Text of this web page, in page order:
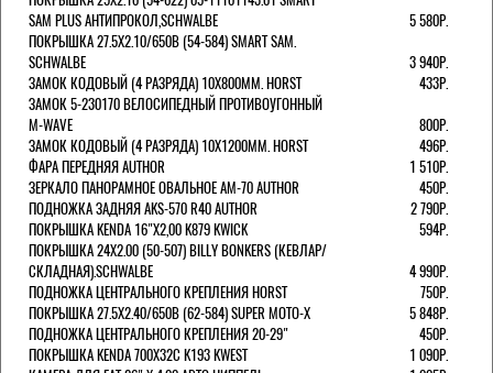
SAM PLUS АНТИПРОКОЛ,SCHWALBE
5 580Р.
ПОКРЫШКА 27.5X2.10/650B (54-584) SMART SAM.
SCHWALBE
3 940Р.
ЗАМОК КОДОВЫЙ (4 РАЗРЯДА) 10Х800ММ. HORST
433Р.
ЗАМОК 5-230170 ВЕЛОСИПЕДНЫЙ ПРОТИВОУГОННЫЙ
M-WAVE
800Р.
ЗАМОК КОДОВЫЙ (4 РАЗРЯДА) 10Х1200ММ. HORST
496Р.
ФАРА ПЕРЕДНЯЯ AUTHOR
1 510Р.
ЗЕРКАЛО ПАНОРАМНОЕ ОВАЛЬНОЕ AM-70 AUTHOR
450Р.
ПОДНОЖКА ЗАДНЯЯ AKS-570 R40 AUTHOR
2 790Р.
ПОКРЫШКА KENDA 16"Х2,00 K879 KWICK
594Р.
ПОКРЫШКА 24X2.00 (50-507) BILLY BONKERS (КЕВЛАР/
СКЛАДНАЯ).SCHWALBE
4 990Р.
ПОДНОЖКА ЦЕНТРАЛЬНОГО КРЕПЛЕНИЯ HORST
750Р.
ПОКРЫШКА 27.5X2.40/650B (62-584) SUPER MOTO-X
5 848Р.
ПОДНОЖКА ЦЕНТРАЛЬНОГО КРЕПЛЕНИЯ 20-29"
450Р.
ПОКРЫШКА KENDA 700Х32С K193 KWEST
1 090Р.